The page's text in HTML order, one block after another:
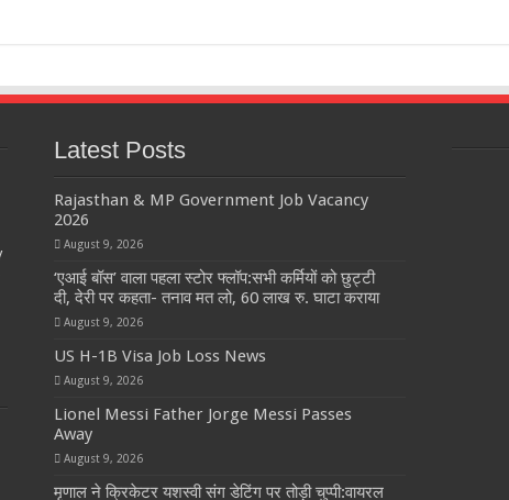
Latest Posts
Rajasthan & MP Government Job Vacancy
2026
August 9, 2026
‘एआई बॉस’ वाला पहला स्टोर फ्लॉप:सभी कर्मियों को छुट्टी
दी, देरी पर कहता- तनाव मत लो, 60 लाख रु. घाटा कराया
August 9, 2026
US H-1B Visa Job Loss News
August 9, 2026
Lionel Messi Father Jorge Messi Passes
Away
August 9, 2026
मृणाल ने क्रिकेटर यशस्वी संग डेटिंग पर तोड़ी चुप्पी:वायरल